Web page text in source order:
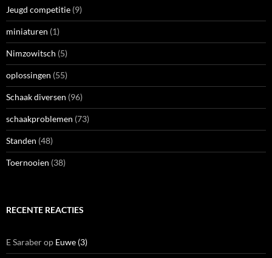
Jeugd competitie (9)
miniaturen (1)
Nimzowitsch (5)
oplossingen (55)
Schaak diversen (96)
schaakproblemen (73)
Standen (48)
Toernooien (38)
RECENTE REACTIES
E Saraberop Euwe (3)